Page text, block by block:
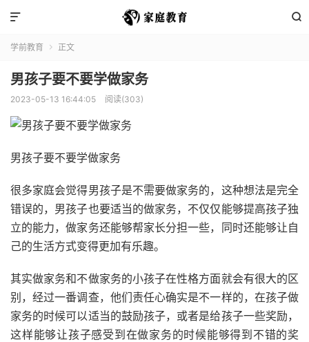


学前教育  正文
男孩子要不要学做家务
2023-05-13 16:44:05 阅读(303)
男孩子要不要学做家务
很多家庭会觉得男孩子是不需要做家务的，这种想法是完全
错误的，男孩子也要适当的做家务，不仅仅能够提高孩子独
立的能力，做家务还能够帮家长分担一些，同时还能够让自
己的生活方式变得更加有乐趣。
其实做家务和不做家务的小孩子在性格方面就会有很大的区
别，经过一番调查，他们责任心确实是不一样的，在孩子做
家务的时候可以适当的鼓励孩子，或者是给孩子一些奖励，
这样能够让孩子感受到在做家务的时候能够得到不错的奖